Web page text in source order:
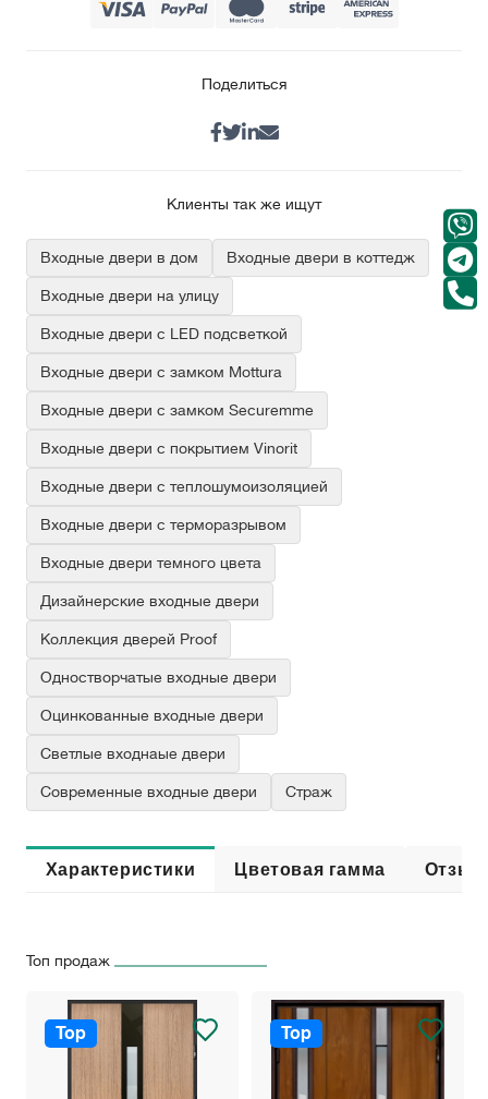
Поделиться
Клиенты так же ищут
Входные двери в дом Входные двери в коттедж
Входные двери на улицу
Входные двери с LED подсветкой
Входные двери с замком Mottura
Входные двери с замком Securemme
Входные двери с покрытием Vinorit
Входные двери с теплошумоизоляцией
Входные двери с терморазрывом
Входные двери темного цвета
Дизайнерские входные двери
Коллекция дверей Proof
Одностворчатые входные двери
Оцинкованные входные двери
Светлые входнаые двери
Современные входные двери Страж
Характеристики Цветовая гамма
Топ продаж
Top Top